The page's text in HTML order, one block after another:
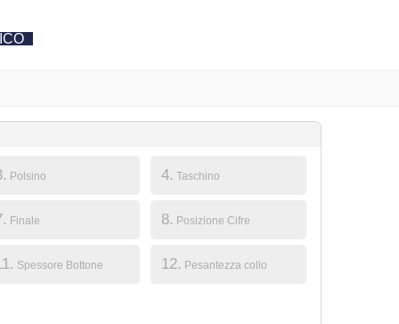
Polsino 4. Taschino
Finale 8. Posizione Cifre
Spessore Bottone 12. Pesantezza collo